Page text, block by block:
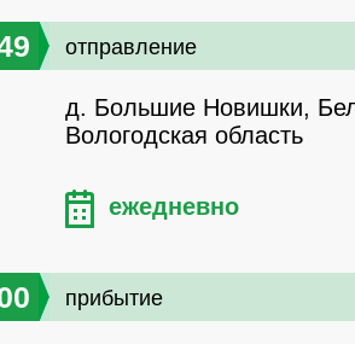
отправление
д. Большие Новишки,
Вологодская область
ежедневно
прибытие